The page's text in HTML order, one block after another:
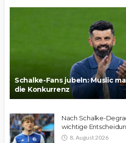
Schalke-Fans jubeln: Muslic
die Konkurrenz
Nach Schalke-
wichtige
8. August 2026